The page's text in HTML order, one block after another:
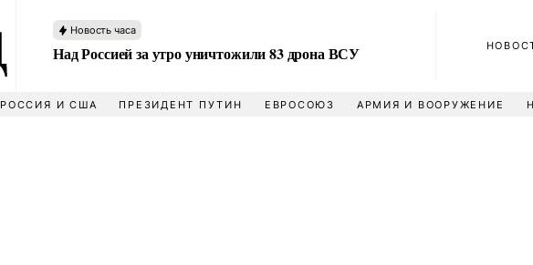
Новость часа
Над Россией за утро уничтожили 83 дрона ВСУ
РОССИЯ И США ПРЕЗИДЕНТ ПУТИН ЕВРОСОЮЗ АРМИЯ И ВООРУЖЕНИЕ